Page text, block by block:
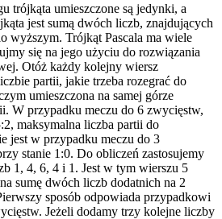
trójkąta umieszczone są jedynki, a
jest sumą dwóch liczb, znajdujących
wyższym. Trójkąt Pascala ma wiele
się na jego użyciu do rozwiązania
Otóż każdy kolejny wiersz
partii, jakie trzeba rozegrać do
umieszczona na samej górze
W przypadku meczu do 6 zwycięstw,
maksymalna liczba partii do
jest w przypadku meczu do 3
stanie 1:0. Do obliczeń zastosujemy
1, 4, 6, 4 i 1. Jest w tym wierszu 5
sumę dwóch liczb dodatnich na 2
sposób odpowiada przypadkowi
Jeżeli dodamy trzy kolejne liczby